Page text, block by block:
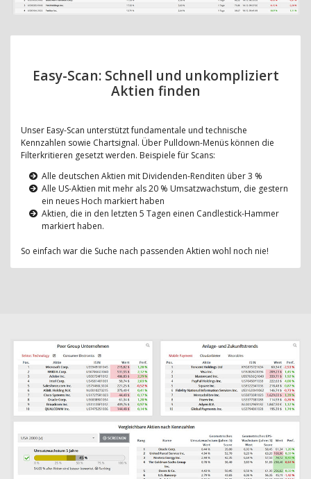
Easy-Scan: Schnell und unkompliziert
Aktien finden
Unser Easy-Scan unterstützt fundamentale und technische
Kennzahlen sowie Chartsignal. Über Pulldown-Menüs können die
Filterkritieren gesetzt werden. Beispiele für Scans:
Alle deutschen Aktien mit Dividenden-Renditen über 3 %
Alle US-Aktien mit mehr als 20 % Umsatzwachstum, die gestern
ein neues Hoch markiert haben
Aktien, die in den letzten 5 Tagen einen Candlestick-Hammer
markiert haben.
So einfach war die Suche nach passenden Aktien wohl noch nie!